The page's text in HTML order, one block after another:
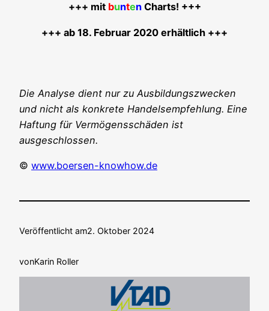
+++ mit buntenCharts! +++
+++ ab 18. Febru­ar 2020 erhältlich +++
Die Ana­ly­se dient nur zu Aus­bil­dungs­zwe­cken
und nicht als kon­kre­te Han­dels­emp­feh­lung. Eine
Haf­tung für Ver­mö­gens­schä­den ist
ausgeschlossen.
© www.boersen-knowhow.de
Veröffentlicht am2. Oktober 2024
vonKarin Roller